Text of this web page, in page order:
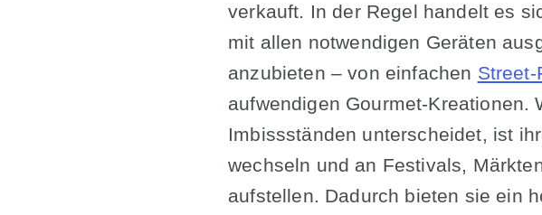
verkauft. In der Regel handelt es
mit allen notwendigen Geräten
anzubieten – von einfachen
aufwendigen Gourmet-Kreationen.
Imbissständen unterscheidet, ist
wechseln und an Festivals,
aufstellen. Dadurch bieten sie ein